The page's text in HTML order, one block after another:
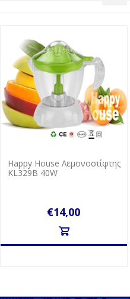
Happy House Λεμονοστίφτης
KL329B 40W
€14,00